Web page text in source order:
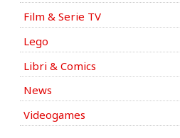
Film & Serie TV
Lego
Libri & Comics
News
Videogames